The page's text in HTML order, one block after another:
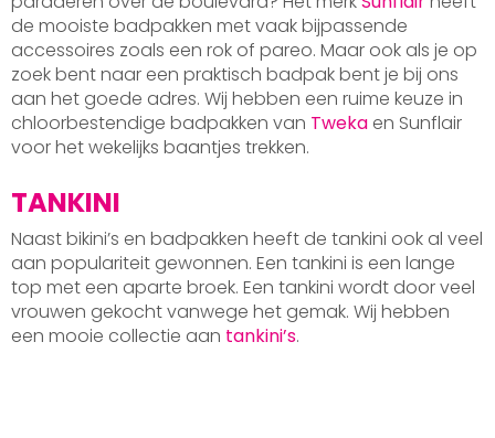
de mooiste badpakken met vaak bijpassende
accessoires zoals een rok of pareo. Maar ook als je op
zoek bent naar een praktisch badpak bent je bij ons
aan het goede adres. Wij hebben een ruime keuze in
chloorbestendige badpakken van Tweka en Sunflair
voor het wekelijks baantjes trekken.
TANKINI
Naast bikini’s en badpakken heeft de tankini ook al veel
aan populariteit gewonnen. Een tankini is een lange
top met een aparte broek. Een tankini wordt door veel
vrouwen gekocht vanwege het gemak. Wij hebben
een mooie collectie aan tankini’s.